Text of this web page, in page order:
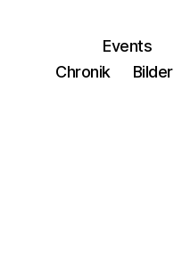
Events
Chronik
Bilder